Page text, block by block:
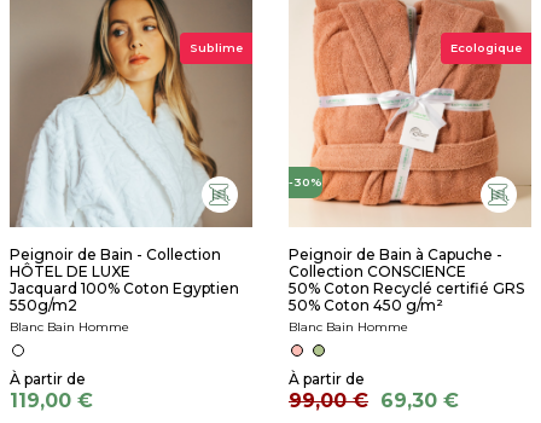
Sublime
Peignoir de Bain - Collection
HÔTEL DE LUXE
Jacquard 100% Coton Egyptien
550g/m2
Blanc Bain Homme
119,00 €
-30%
Ecologique
Peignoir de Bain à Capuche -
Collection CONSCIENCE
50% Coton Recyclé certifié GRS
50% Coton 450 g/m²
Blanc Bain Homme
99,00 € 69,30 €